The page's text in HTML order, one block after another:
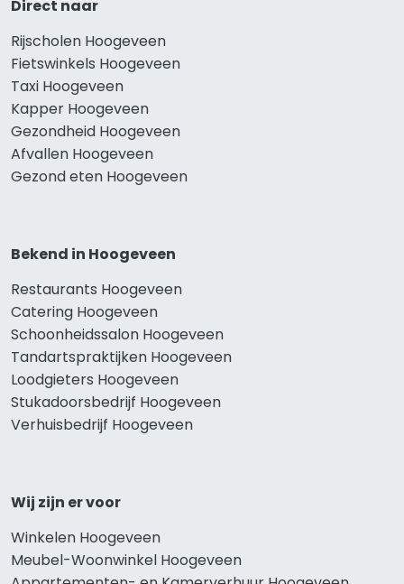
Direct naar
Rijscholen Hoogeveen
Fietswinkels Hoogeveen
Taxi Hoogeveen
Kapper Hoogeveen
Gezondheid Hoogeveen
Afvallen Hoogeveen
Gezond eten Hoogeveen
Bekend in Hoogeveen
Restaurants Hoogeveen
Catering Hoogeveen
Schoonheidssalon Hoogeveen
Tandartspraktijken Hoogeveen
Loodgieters Hoogeveen
Stukadoorsbedrijf Hoogeveen
Verhuisbedrijf Hoogeveen
Wij zijn er voor
Winkelen Hoogeveen
Meubel-Woonwinkel Hoogeveen